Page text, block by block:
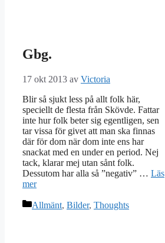
Gbg.
17 okt 2013 av Victoria
Blir så sjukt less på allt folk här,
speciellt de flesta från Skövde. Fattar
inte hur folk beter sig egentligen, sen
tar vissa för givet att man ska finnas
där för dom när dom inte ens har
snackat med en under en period. Nej
tack, klarar mej utan sånt folk.
Dessutom har alla så ”negativ” … Läs
mer
Kategorier
Allmänt, Bilder, Thoughts